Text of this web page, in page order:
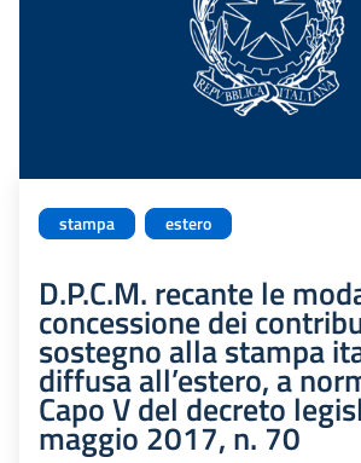
stampa estero
D.P.C.M. recante le
concessione dei
sostegno alla stampa
diffusa all’estero, a
Capo V del decreto
maggio 2017, n. 70